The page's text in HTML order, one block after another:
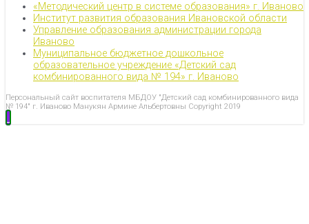
«Методический центр в системе образования» г. Иваново
Институт развития образования Ивановской области
Управление образования администрации города
Иваново
Муниципальное бюджетное дошкольное
образовательное учреждение «Детский сад
комбинированного вида № 194» г. Иваново
Персональный сайт воспитателя МБДОУ "Детский сад комбинированного вида
№ 194" г. Иваново Манукян Армине Альбертовны Copyright 2019